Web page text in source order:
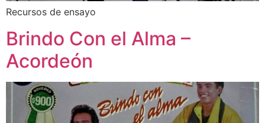
Recursos de ensayo
Brindo Con el Alma –
Acordeón